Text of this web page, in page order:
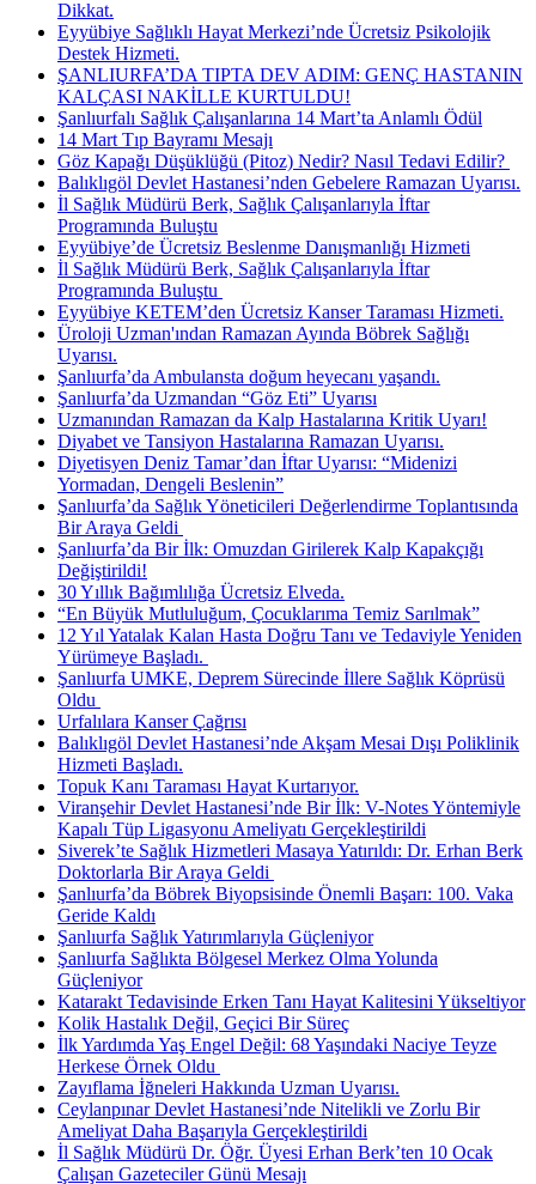
Dikkat.
Eyyübiye Sağlıklı Hayat Merkezi’nde Ücretsiz Psikolojik
Destek Hizmeti.
ŞANLIURFA’DA TIPTA DEV ADIM: GENÇ HASTANIN
KALÇASI NAKİLLE KURTULDU!
Şanlıurfalı Sağlık Çalışanlarına 14 Mart’ta Anlamlı Ödül
14 Mart Tıp Bayramı Mesajı
Göz Kapağı Düşüklüğü (Pitoz) Nedir? Nasıl Tedavi Edilir? ​
Balıklıgöl Devlet Hastanesi’nden Gebelere Ramazan Uyarısı.
İl Sağlık Müdürü Berk, Sağlık Çalışanlarıyla İftar
Programında Buluştu
Eyyübiye’de Ücretsiz Beslenme Danışmanlığı Hizmeti
İl Sağlık Müdürü Berk, Sağlık Çalışanlarıyla İftar
Programında Buluştu ​
Eyyübiye KETEM’den Ücretsiz Kanser Taraması Hizmeti.
Üroloji Uzman'ından Ramazan Ayında Böbrek Sağlığı
Uyarısı.
Şanlıurfa’da Ambulansta doğum heyecanı yaşandı.
Şanlıurfa’da Uzmandan “Göz Eti” Uyarısı
Uzmanından Ramazan da Kalp Hastalarına Kritik Uyarı!
Diyabet ve Tansiyon Hastalarına Ramazan Uyarısı.
Diyetisyen Deniz Tamar’dan İftar Uyarısı: “Midenizi
Yormadan, Dengeli Beslenin”
Şanlıurfa’da Sağlık Yöneticileri Değerlendirme Toplantısında
Bir Araya Geldi ​
Şanlıurfa’da Bir İlk: Omuzdan Girilerek Kalp Kapakçığı
Değiştirildi!
30 Yıllık Bağımlılığa Ücretsiz Elveda.
“En Büyük Mutluluğum, Çocuklarıma Temiz Sarılmak”
12 Yıl Yatalak Kalan Hasta Doğru Tanı ve Tedaviyle Yeniden
Yürümeye Başladı. ​
Şanlıurfa UMKE, Deprem Sürecinde İllere Sağlık Köprüsü
Oldu ​
Urfalılara Kanser Çağrısı
Balıklıgöl Devlet Hastanesi’nde Akşam Mesai Dışı Poliklinik
Hizmeti Başladı.
Topuk Kanı Taraması Hayat Kurtarıyor.
Viranşehir Devlet Hastanesi’nde Bir İlk: V-Notes Yöntemiyle
Kapalı Tüp Ligasyonu Ameliyatı Gerçekleştirildi
Siverek’te Sağlık Hizmetleri Masaya Yatırıldı: Dr. Erhan Berk
Doktorlarla Bir Araya Geldi ​
Şanlıurfa’da Böbrek Biyopsisinde Önemli Başarı: 100. Vaka
Geride Kaldı
Şanlıurfa Sağlık Yatırımlarıyla Güçleniyor
Şanlıurfa Sağlıkta Bölgesel Merkez Olma Yolunda
Güçleniyor
Katarakt Tedavisinde Erken Tanı Hayat Kalitesini Yükseltiyor
Kolik Hastalık Değil, Geçici Bir Süreç
İlk Yardımda Yaş Engel Değil: 68 Yaşındaki Naciye Teyze
Herkese Örnek Oldu ​
Zayıflama İğneleri Hakkında Uzman Uyarısı.
Ceylanpınar Devlet Hastanesi’nde Nitelikli ve Zorlu Bir
Ameliyat Daha Başarıyla Gerçekleştirildi
İl Sağlık Müdürü Dr. Öğr. Üyesi Erhan Berk’ten 10 Ocak
Çalışan Gazeteciler Günü Mesajı